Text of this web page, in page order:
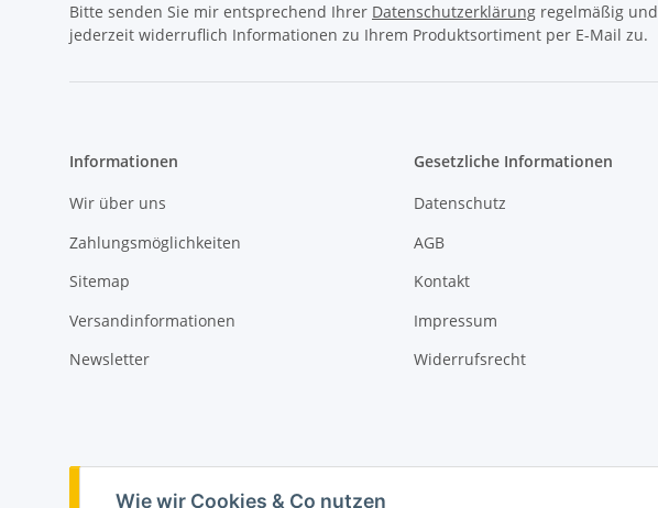
Wie wir Cookies & Co nutzen
Bitte senden Sie mir entsprechend Ihrer Datenschutzerklärung regelmäßig und
jederzeit widerruflich Informationen zu Ihrem Produktsortiment per E-Mail zu.
Informationen
Wir über uns
Zahlungsmöglichkeiten
Sitemap
Versandinformationen
Newsletter
Gesetzliche Informationen
Datenschutz
AGB
Kontakt
Impressum
Widerrufsrecht
Vertrag widerrufen